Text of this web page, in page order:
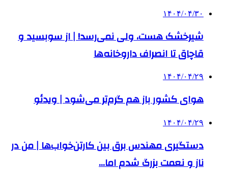
۱۴۰۴/۰۴/۳۰
شیرخشک هست، ولی نمی‌رسد! | از سوبسید و
قاچاق تا انصراف داروخانه‌ها
۱۴۰۴/۰۴/۲۹
هوای کشور باز هم گرم‌تر می‌شود | ویدئو
۱۴۰۴/۰۴/۲۹
دستگیری مهندس برق بین کارتن‌خواب‌ها | من در
ناز و نعمت بزرگ شدم اما…